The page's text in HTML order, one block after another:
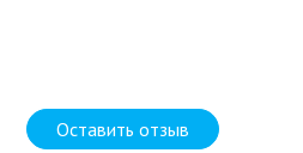
Оставить отзыв